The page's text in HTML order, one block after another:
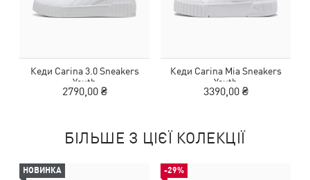
Кеди Carina 3.0 Sneakers
Youth
2790,00 ₴
Кеди Carina Mia Sneakers
Youth
3390,00 ₴
БІЛЬШЕ З ЦІЄЇ КОЛЕКЦІЇ
НОВИНКА -29%